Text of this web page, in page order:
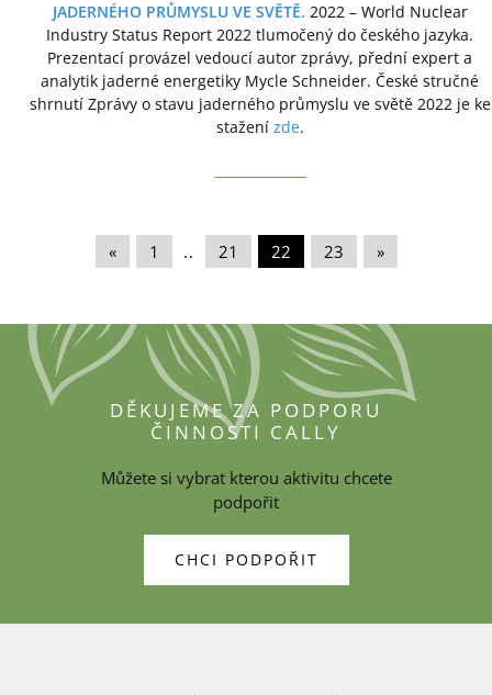
JADERNÉHO PRŮMYSLU VE SVĚTĚ. 2022 – World Nuclear
Industry Status Report 2022 tlumočený do českého jazyka.
Prezentací provázel vedoucí autor zprávy, přední expert a
analytik jaderné energetiky Mycle Schneider. České stručné
shrnutí Zprávy o stavu jaderného průmyslu ve světě 2022 je ke
stažení zde.
« 1 .. 21 22 23 »
DĚKUJEME ZA PODPORU
ČINNOSTI CALLY
Můžete si vybrat kterou aktivitu chcete
podpořit
CHCI PODPOŘIT